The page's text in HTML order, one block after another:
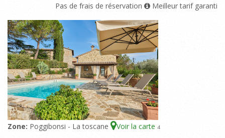
Pas de frais de réservation
Meilleur tarif garanti
Zone: Poggibonsi - La toscane Voir la carte 4